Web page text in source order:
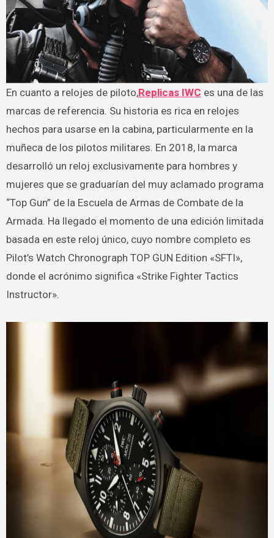
En cuanto a relojes de piloto,Replicas IWC es una de las
marcas de referencia. Su historia es rica en relojes
hechos para usarse en la cabina, particularmente en la
muñeca de los pilotos militares. En 2018, la marca
desarrolló un reloj exclusivamente para hombres y
mujeres que se graduarían del muy aclamado programa
“Top Gun” de la Escuela de Armas de Combate de la
Armada. Ha llegado el momento de una edición limitada
basada en este reloj único, cuyo nombre completo es
Pilot’s Watch Chronograph TOP GUN Edition «SFTI»,
donde el acrónimo significa «Strike Fighter Tactics
Instructor».